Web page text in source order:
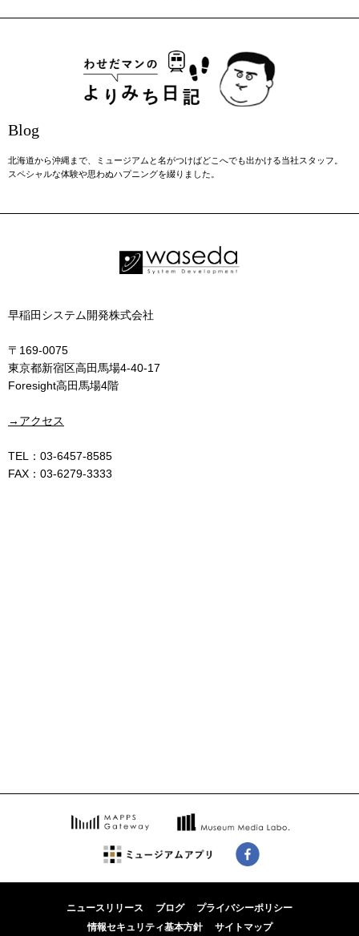
Blog
北海道から沖縄まで、ミュージアムと名がつけばどこへでも出かける当社スタッフ。
スペシャルな体験や思わぬハプニングを綴りました。
早稲田システム開発株式会社
〒169-0075
東京都新宿区高田馬場4-40-17
Foresight高田馬場4階
→アクセス
TEL：03-6457-8585
FAX：03-6279-3333
ニュースリリース ブログ
プライバシーポリシー
情報セキュリティ基本方針
サイトマップ